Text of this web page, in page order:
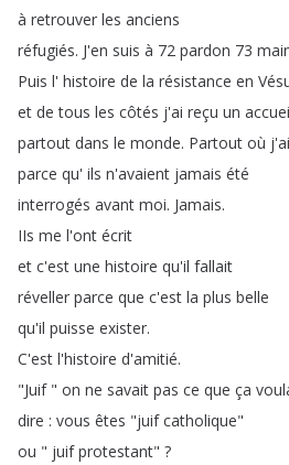
à retrouver les anciens
réfugiés. J'en suis à 72 pardon 73
Puis l' histoire de la résistance en
et de tous les côtés j'ai reçu un
partout dans le monde. Partout où j'ai
parce qu' ils n'avaient jamais été
interrogés avant moi. Jamais.
IIs me l'ont écrit
et c'est une histoire qu'il fallait
réveller parce que c'est la plus belle
qu'il puisse exister.
C'est l'histoire d'amitié.
"Juif" on ne savait pas ce que ça
dire : vous êtes "juif catholique"
ou " juif protestant" ?